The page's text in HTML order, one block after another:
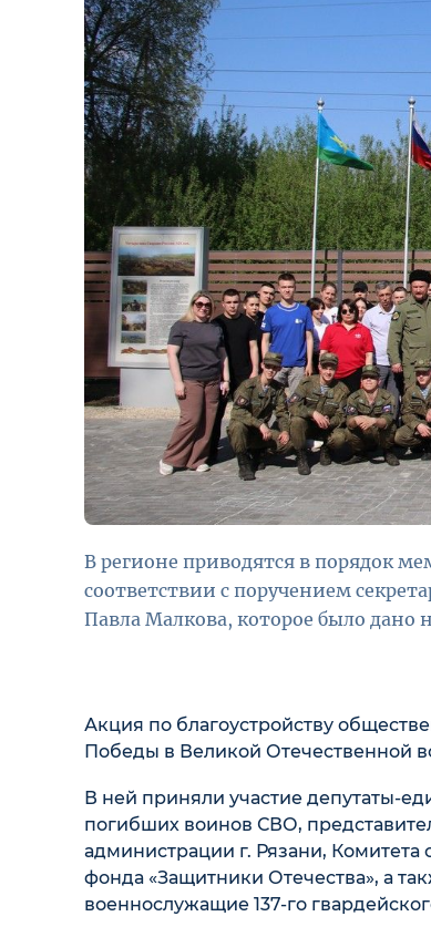
В регионе приводятся в порядок
соответствии с поручением
Павла Малкова, которое было дано
Акция по благоустройству
Победы в Великой Отечественной
В ней приняли участие депутаты-
погибших воинов СВО,
администрации г. Рязани, Комитета
фонда «Защитники Отечества», а
военнослужащие 137-го